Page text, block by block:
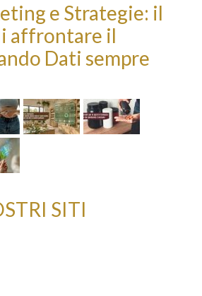
e Strategie: il
affrontare il
Dati sempre
SITI